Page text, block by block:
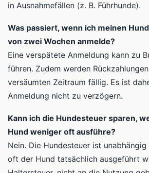
in Ausnahmefällen (z. B. Führhunde).
Was passiert, wenn ich meinen
von zwei Wochen anmelde?
Eine verspätete Anmeldung kann zu
führen. Zudem werden
versäumten Zeitraum fällig. Es ist
Anmeldung nicht zu verzögern.
Kann ich die Hundesteuer sparen,
Hund weniger oft ausführe?
Nein. Die Hundesteuer ist
oft der Hund tatsächlich ausgeführt